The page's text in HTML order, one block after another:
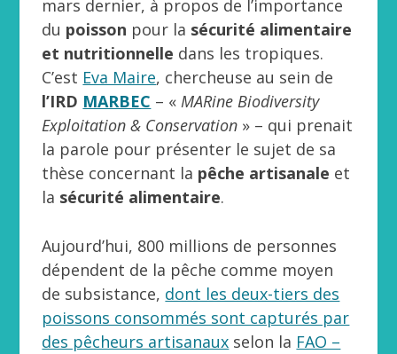
mars dernier, à propos de l’importance
du poisson pour la sécurité alimentaire
et nutritionnelle dans les tropiques.
C’est Eva Maire, chercheuse au sein de
l’IRD MARBEC – « MARine Biodiversity
Exploitation & Conservation » – qui prenait
la parole pour présenter le sujet de sa
thèse concernant la pêche artisanale et
la sécurité alimentaire.
Aujourd’hui, 800 millions de personnes
dépendent de la pêche comme moyen
de subsistance, dont les deux-tiers des
poissons consommés sont capturés par
des pêcheurs artisanaux selon la FAO –